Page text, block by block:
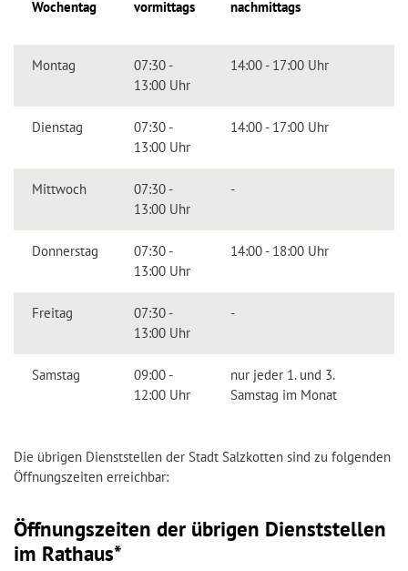
Wochentag vormittags nachmittags
Montag
07:30 -
13:00 Uhr
14:00 - 17:00 Uhr
Dienstag
07:30 -
13:00 Uhr
14:00 - 17:00 Uhr
Mittwoch
07:30 -
13:00 Uhr
-
Donnerstag
07:30 -
13:00 Uhr
14:00 - 18:00 Uhr
Freitag
07:30 -
13:00 Uhr
-
Samstag
09:00 -
12:00 Uhr
nur jeder 1. und 3.
Samstag im Monat
Die übrigen Dienststellen der Stadt Salzkotten sind zu folgenden
Öffnungszeiten erreichbar:
Öffnungszeiten der übrigen Dienststellen
im Rathaus*